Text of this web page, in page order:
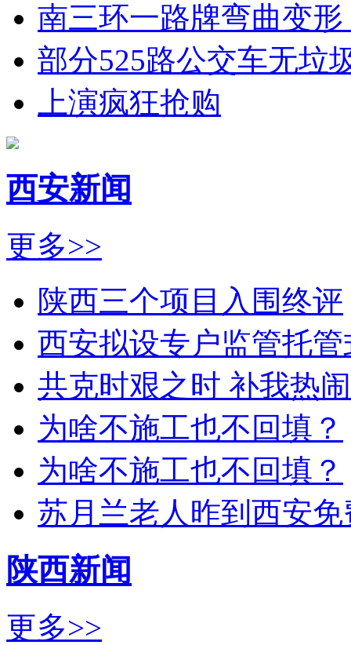
南三环一路牌弯曲变
部分525路公交车无垃
上演疯狂抢购
西安新闻
更多>>
陕西三个项目入围终评
西安拟设专户监管托
共克时艰之时 补我热
为啥不施工也不回填？
为啥不施工也不回填？
苏月兰老人昨到西安
陕西新闻
更多>>